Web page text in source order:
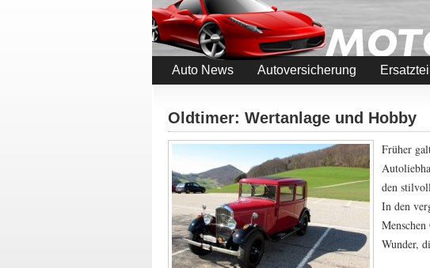
Auto News Autoversicherung
Oldtimer: Wertanlage und Hobby
Früher
den
In den
Wunder,